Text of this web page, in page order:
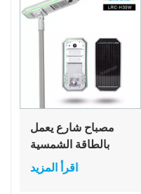
مصباح شارع يعمل
بالطاقة الشمسية
بتقنية LED مدمجة،
مزود ببطارية ليثيوم
اقرأ المزيد